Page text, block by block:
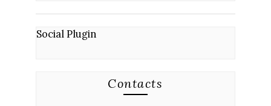
Social Plugin
Contacts